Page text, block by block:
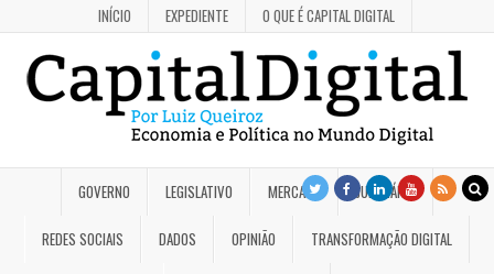
INÍCIO EXPEDIENTE O QUE É CAPITAL DIGITAL
GOVERNO LEGISLATIVO MERCADO JUDICIÁRIO
REDES SOCIAIS DADOS OPINIÃO TRANSFORMAÇÃO DIGITAL